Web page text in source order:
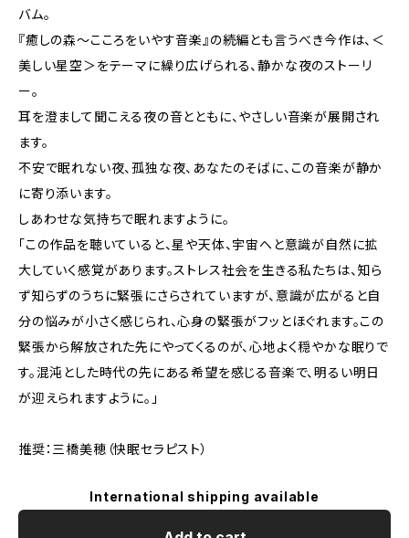
バム。
『癒しの森～こころをいやす音楽』の続編とも言うべき今作は、＜
美しい星空＞をテーマに繰り広げられる、静かな夜のストーリ
ー。
耳を澄まして聞こえる夜の音とともに、やさしい音楽が展開され
ます。
不安で眠れない夜、孤独な夜、あなたのそばに、この音楽が静か
に寄り添います。
しあわせな気持ちで眠れますように。
「この作品を聴いていると、星や天体、宇宙へと意識が自然に拡
大していく感覚があります。ストレス社会を生きる私たちは、知ら
ず知らずのうちに緊張にさらされていますが、意識が広がると自
分の悩みが小さく感じられ、心身の緊張がフッとほぐれます。この
緊張から解放された先にやってくるのが、心地よく穏やかな眠りで
す。混沌とした時代の先にある希望を感じる音楽で、明るい明日
が迎えられますように。」
推奨：三橋美穂（快眠セラピスト）
International shipping available